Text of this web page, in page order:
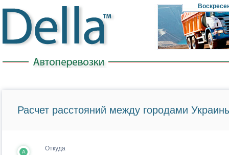
Расчет расстояний между городами
A Откуда